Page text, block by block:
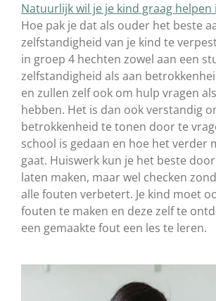
Natuurlijk wil je je kind graag helpen
Hoe pak je dat als ouder het beste
zelfstandigheid van je kind te
in groep 4 hechten zowel aan een
zelfstandigheid als aan
en zullen zelf ook om hulp vragen
hebben. Het is dan ook verstandig
betrokkenheid te tonen door te
school is gedaan en hoe het verder
gaat. Huiswerk kun je het beste
laten maken, maar wel checken
alle fouten verbetert. Je kind moet
fouten te maken en deze zelf te
een gemaakte fout een les te leren.